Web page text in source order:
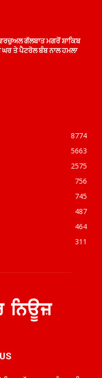
ਵਰਚੁਅਲ ਗੱਲਬਾਤ ਮਗਰੋਂ ਸ਼ਾਕਿਬ
ਤੇ ਪੈਟਰੋਲ ਬੰਬ ਨਾਲ ਹਮਲਾ
8774
5663
2575
756
745
487
464
311